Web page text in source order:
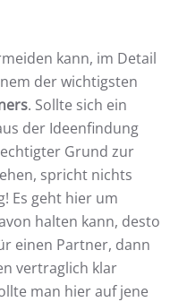
kann, im Detail
der wichtigsten
. Sollte sich ein
der Ideenfindung
Grund zur
spricht nichts
Es geht hier um
halten kann, desto
einen Partner, dann
vertraglich klar
man hier auf jene